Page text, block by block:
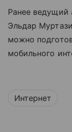
Ранее ведущий
Эльдар
можно
мобильного
Интернет